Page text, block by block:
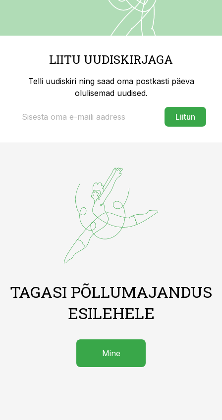
LIITU UUDISKIRJAGA
Telli uudiskiri ning saad oma postkasti päeva
olulisemad uudised.
Liitun
TAGASI PÕLLUMAJANDUS
ESILEHELE
Mine